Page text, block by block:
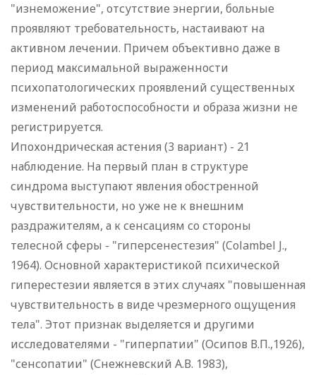
"изнеможение", отсутствие энергии, больные
проявляют требовательность, настаивают на
активном лечении. Причем объективно даже в
период максимальной выраженности
психопатологических проявлений существенных
изменений работоспособности и образа жизни не
регистрируется.
Ипохондрическая астения (3 вариант) - 21
наблюдение. На первый план в структуре
синдрома выступают явления обостренной
чувствительности, но уже не к внешним
раздражителям, а к сенсациям со стороны
телесной сферы - "гиперсенестезия" (Colambel J.,
1964). Основной характеристикой психической
гиперестезии является в этих случаях "повышенная
чувствительность в виде чрезмерного ощущения
тела". Этот признак выделяется и другими
исследователями - "гиперпатии" (Осипов В.П.,1926),
"сенсопатии" (Снежневский А.В. 1983),